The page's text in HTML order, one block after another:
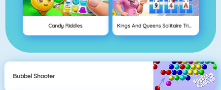
Candy Riddles Kings And Queens Solitaire Tripeaks
Bubbel Shooter